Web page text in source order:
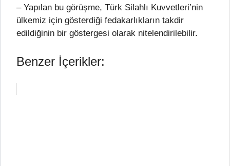
– Yapılan bu görüşme, Türk Silahlı Kuvvetleri’nin
ülkemiz için gösterdiği fedakarlıkların takdir
edildiğinin bir göstergesi olarak nitelendirilebilir.
Benzer İçerikler: